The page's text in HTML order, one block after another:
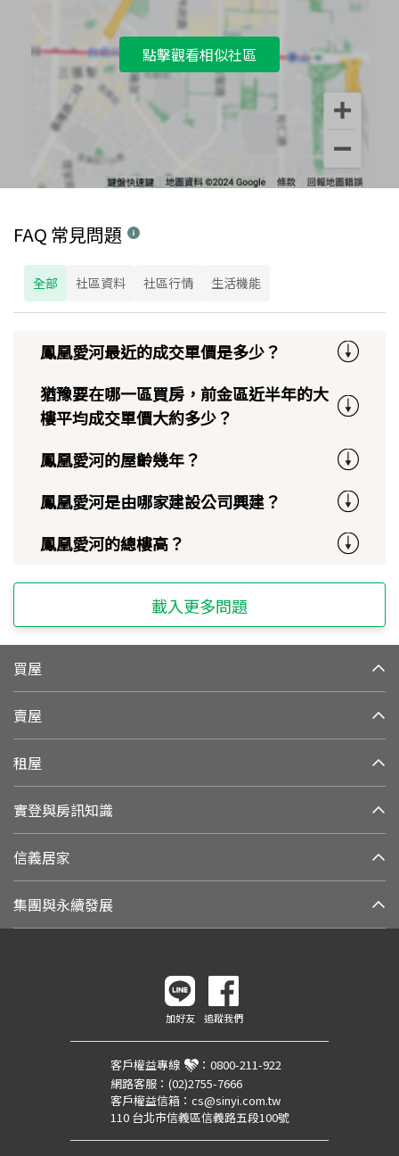
點擊觀看相似社區
FAQ 常見問題
全部 社區資料 社區行情 生活機能
鳳凰愛河最近的成交單價是多少？
猶豫要在哪一區買房，前金區近半年的大
樓平均成交單價大約多少？
鳳凰愛河的屋齡幾年？
鳳凰愛河是由哪家建設公司興建？
鳳凰愛河的總樓高？
載入更多問題
買屋
賣屋
租屋
實登與房訊知識
信義居家
集團與永續發展
加好友 追蹤我們
客戶權益專線 ： 0800-211-922
網路客服： (02)2755-7666
客戶權益信箱： cs@sinyi.com.tw
110 台北市信義區信義路五段100號